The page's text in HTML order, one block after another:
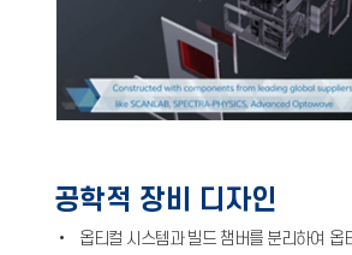
공학적 장비 디자인
• 옵티컬 시스템과 빌드 챔버를 분리하여 옵